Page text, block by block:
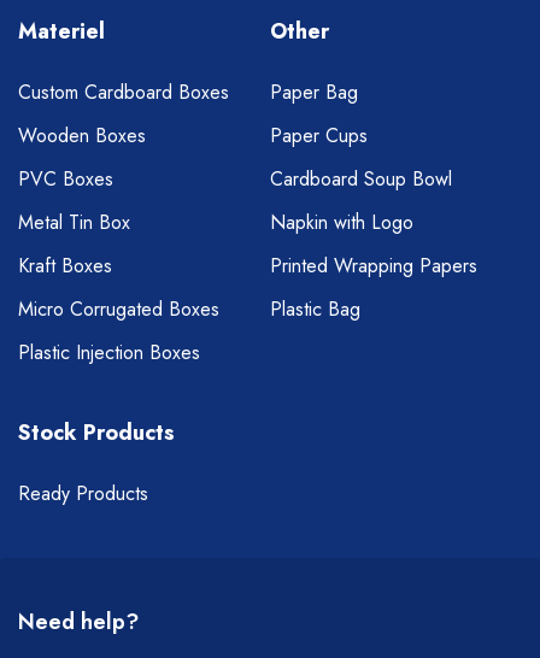
Materiel
Custom Cardboard Boxes
Wooden Boxes
PVC Boxes
Metal Tin Box
Kraft Boxes
Micro Corrugated Boxes
Plastic Injection Boxes
Other
Paper Bag
Paper Cups
Cardboard Soup Bowl
Napkin with Logo
Printed Wrapping Papers
Plastic Bag
Stock Products
Ready Products
Need help?